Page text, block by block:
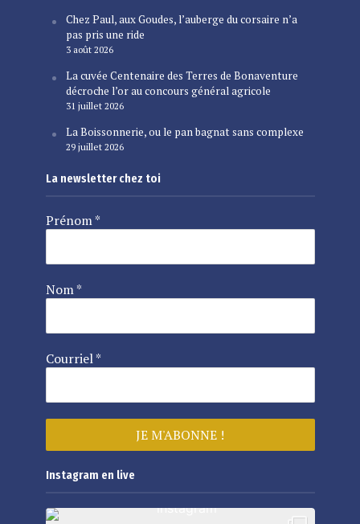
Chez Paul, aux Goudes, l’auberge du corsaire n’a
pas pris une ride
3 août 2026
La cuvée Centenaire des Terres de Bonaventure
décroche l’or au concours général agricole
31 juillet 2026
La Boissonnerie, ou le pan bagnat sans complexe
29 juillet 2026
La newsletter chez toi
Prénom*
Nom*
Courriel*
Instagram en live